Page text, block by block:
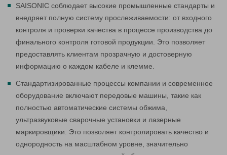
SAISONIC соблюдает высокие промышленные стандарты и
внедряет полную систему прослеживаемости: от входного
контроля и проверки качества в процессе производства до
финального контроля готовой продукции. Это позволяет
предоставлять клиентам прозрачную и достоверную
информацию о каждом кабеле и клемме.
Стандартизированные процессы компании и современное
оборудование включают передовые машины, такие как
полностью автоматические системы обжима,
ультразвуковые сварочные установки и лазерные
маркировщики. Это позволяет контролировать качество и
однородность на масштабном уровне, значительно